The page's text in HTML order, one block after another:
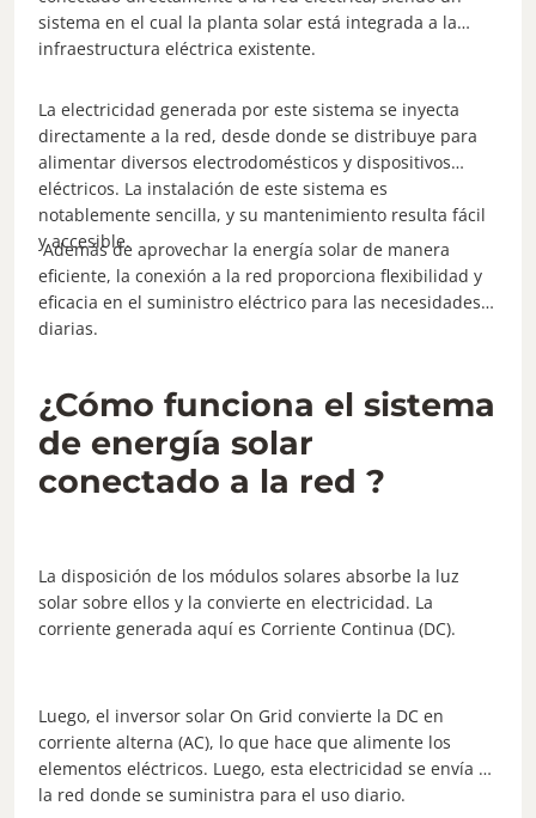
sistema en el cual la planta solar está integrada a la
infraestructura eléctrica existente.
La electricidad generada por este sistema se inyecta
directamente a la red, desde donde se distribuye para
alimentar diversos electrodomésticos y dispositivos
eléctricos. La instalación de este sistema es
notablemente sencilla, y su mantenimiento resulta fácil
y accesible.
Además de aprovechar la energía solar de manera
eficiente, la conexión a la red proporciona flexibilidad y
eficacia en el suministro eléctrico para las necesidades
diarias.
¿Cómo funciona el sistema
de energía solar
conectado a la red ?
La disposición de los módulos solares absorbe la luz
solar sobre ellos y la convierte en electricidad. La
corriente generada aquí es Corriente Continua (DC).
Luego, el inversor solar On Grid convierte la DC en
corriente alterna (AC), lo que hace que alimente los
elementos eléctricos. Luego, esta electricidad se envía a
la red donde se suministra para el uso diario.